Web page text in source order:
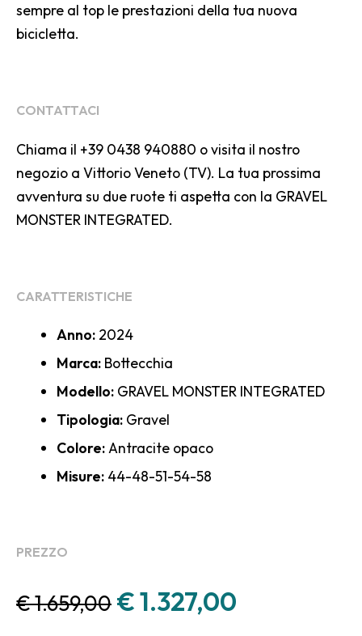
sempre al top le prestazioni della tua nuova
bicicletta.
CONTATTACI
Chiama il +39 0438 940880 o visita il nostro
negozio a Vittorio Veneto (TV). La tua prossima
avventura su due ruote ti aspetta con la GRAVEL
MONSTER INTEGRATED.
CARATTERISTICHE
Anno: 2024
Marca: Bottecchia
Modello: GRAVEL MONSTER INTEGRATED
Tipologia: Gravel
Colore: Antracite opaco
Misure: 44-48-51-54-58
PREZZO
€1.659,00 €1.327,00